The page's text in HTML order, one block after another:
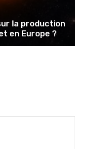
la production
en Europe ?